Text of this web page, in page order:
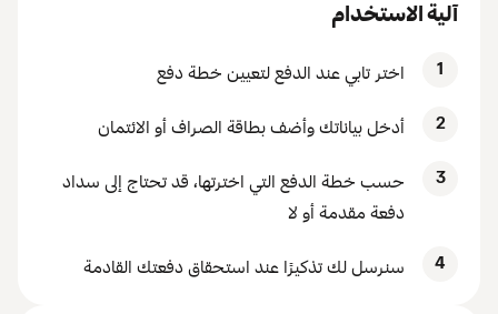
آلية الاستخدام
1 اختر تابي عند الدفع لتعيين خطة دفع
2 أدخل بياناتك وأضف بطاقة الصراف أو الائتمان
3
حسب خطة الدفع التي اخترتها، قد تحتاج إلى سداد
دفعة مقدمة أو لا
4 سنرسل لك تذكيرًا عند استحقاق دفعتك القادمة